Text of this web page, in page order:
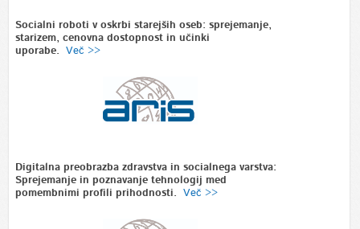
Socialni roboti v oskrbi starejših oseb: sprejemanje,
starizem, cenovna dostopnost in učinki
uporabe.
Več >>
Digitalna preobrazba zdravstva in socialnega varstva:
Sprejemanje in poznavanje tehnologij med
pomembnimi profili prihodnosti.
Več >>